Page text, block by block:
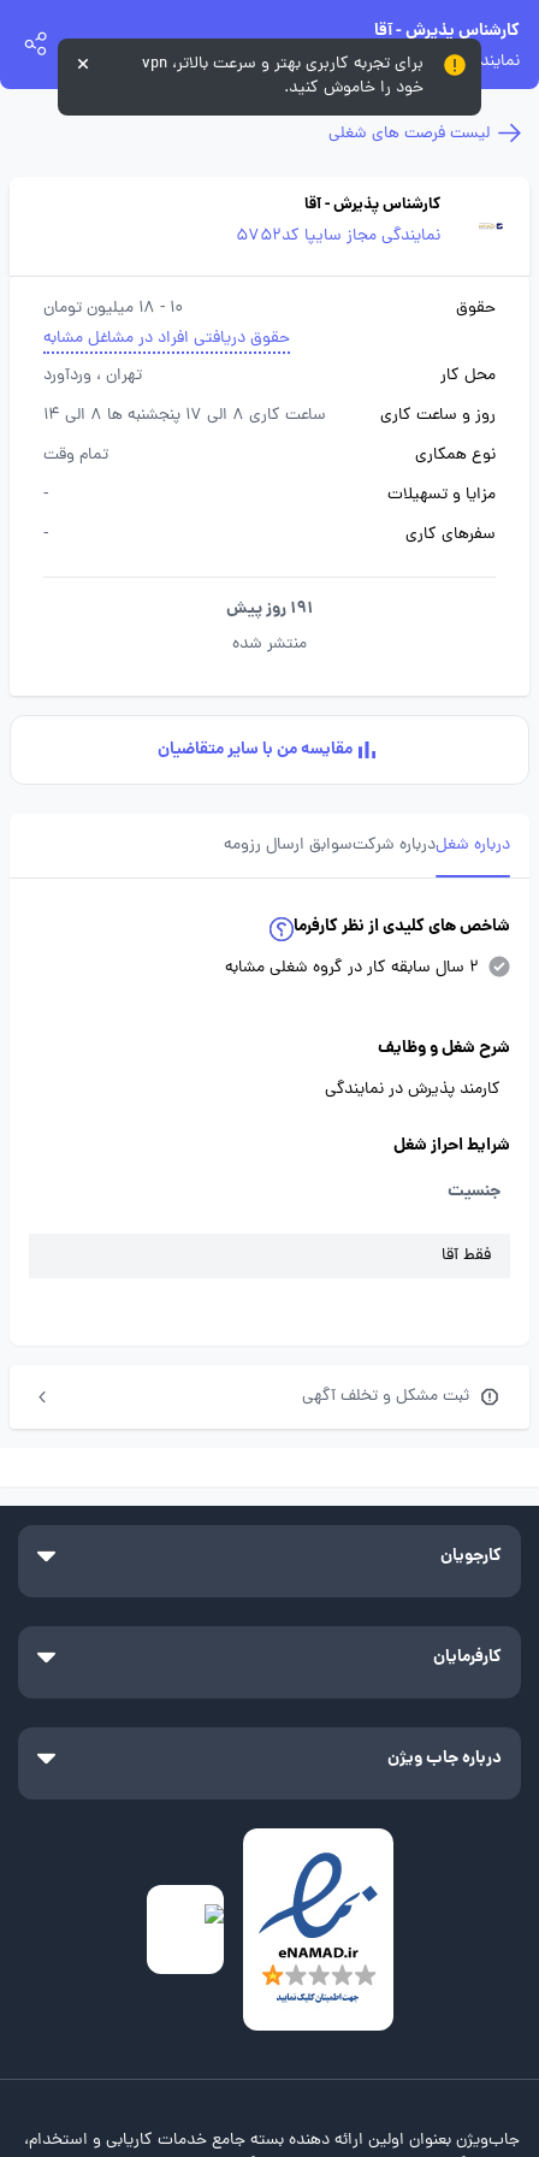
کارشناس پذیرش - آقا
نمایندگی مجاز سایپا کد5752
لیست فرصت های شغلی
کارشناس پذیرش - آقا
نمایندگی مجاز سایپا کد5752
حقوق
10 - 18 میلیون تومان
حقوق دریافتی افراد در مشاغل مشابه
محل کار
تهران ، وردآورد
روز و ساعت کاری
ساعت کاری 8 الی 17 پنجشنبه ها 8 الی 14
نوع همکاری
تمام وقت
مزایا و تسهیلات
-
سفرهای کاری
-
191 روز پیش
منتشر شده
مقایسه من با سایر متقاضیان
درباره شغلدرباره شرکتسوابق ارسال رزومه
شاخص های کلیدی از نظر کارفرما
2 سال سابقه کار در گروه شغلی مشابه
شرح شغل و وظایف
کارمند پذیرش در نمایندگی
شرایط احراز شغل
جنسیت
فقط آقا
ثبت مشکل و تخلف آگهی
کارجویان
کارفرمایان
درباره جاب ویژن
جاب‌ویژن بعنوان اولین ارائه دهنده بسته جامع خدمات کاریابی و استخدام،
برای تجربه کاربری بهتر و سرعت بالاتر، vpn
خود را خاموش کنید.